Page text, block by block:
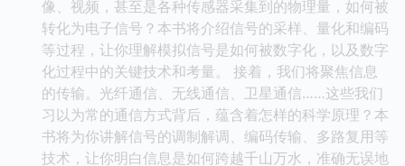
像、视频，甚至是各种传感器采集到的物理量，如何被
转化为电子信号？本书将介绍信号的采样、量化和编码
等过程，让你理解模拟信号是如何被数字化，以及数字
化过程中的关键技术和考量。 接着，我们将聚焦信息
的传输。光纤通信、无线通信、卫星通信……这些我们
习以为常的通信方式背后，蕴含着怎样的科学原理？本
书将为你讲解信号的调制解调、编码传输、多路复用等
技术，让你明白信息是如何跨越千山万水，准确无误地